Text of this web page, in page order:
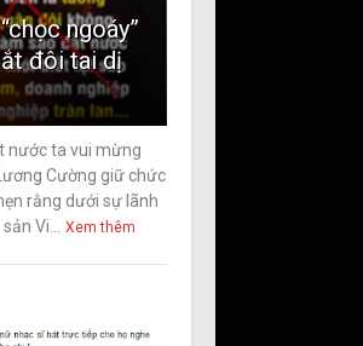
ngoáy”
đôi tai dị
nước ta vui mừng
Cường giữ chức
rằng dưới sự lãnh
Vi...
Xem thêm